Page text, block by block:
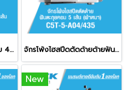
จักรโพ้งไฮสปีดตัดด้ายคอม 4 เส้น JACK รุ่น C3C-4-M03/333 จักรโพ้งไฮสปีดตัดด้ายด้ายฟันตะกุยคอม 5 เส้น (ผ้าหนา) JACK รุ่น C5T-5-A04/435
New